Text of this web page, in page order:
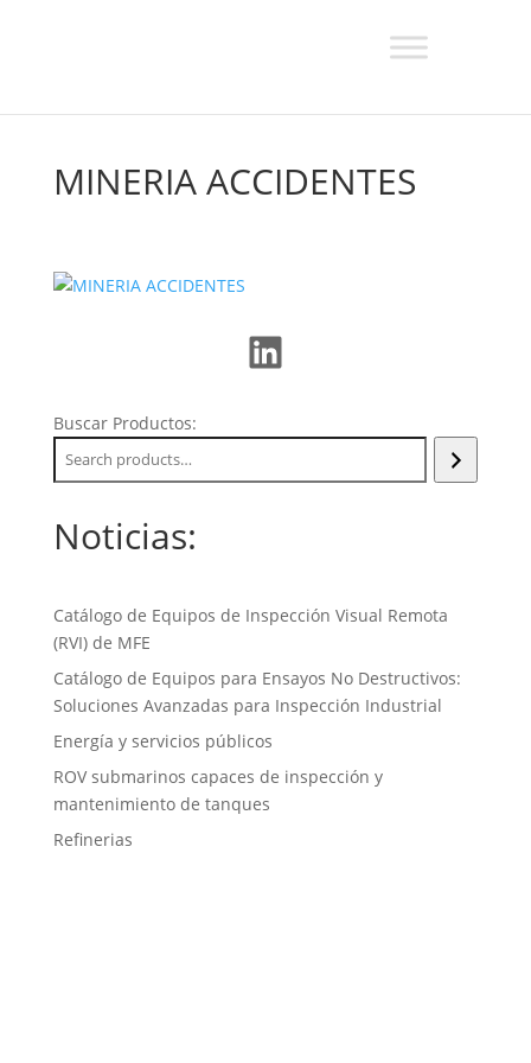
MINERIA ACCIDENTES
LinkedIn
Buscar Productos:
Noticias:
Catálogo de Equipos de Inspección Visual Remota
(RVI) de MFE
Catálogo de Equipos para Ensayos No Destructivos:
Soluciones Avanzadas para Inspección Industrial
Energía y servicios públicos
ROV submarinos capaces de inspección y
mantenimiento de tanques
Refinerias